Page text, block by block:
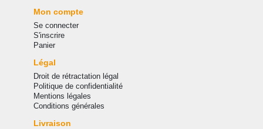
Mon compte
Se connecter
S'inscrire
Panier
Légal
Droit de rétractation légal
Politique de confidentialité
Mentions légales
Conditions générales
Livraison